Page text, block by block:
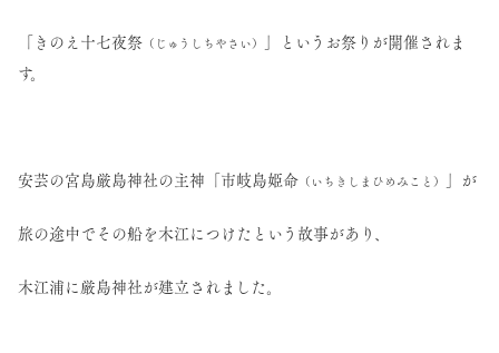
「きのえ十七夜祭 （じゅうしちやさい）
」というお祭りが開催されま
す。
安芸の宮島厳島神社の主神「市岐島姫命 （いちきしまひめみこと） 」が
旅の途中でその船を木江につけたという故事があり、
木江浦に厳島神社が建立されました。